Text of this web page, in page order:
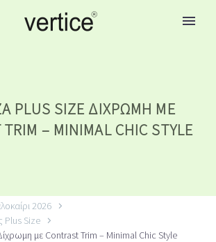
PLUS SIZE ΔΊΧΡΩΜΗ ΜΕ
TRIM – MINIMAL CHIC STYLE
2026
Plus Size
με Contrast Trim – Minimal Chic Style